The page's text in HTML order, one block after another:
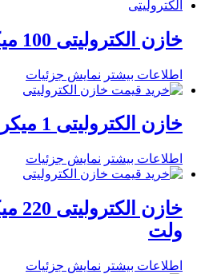
خازن الکترولیتی 100 میکرو 25 ولت
اطلاعات بیشتر نمایش جزئیات
خازن الکترولیتی 1 میکرو فاراد 400 ولت
اطلاعات بیشتر نمایش جزئیات
ولت
اطلاعات بیشتر نمایش جزئیات